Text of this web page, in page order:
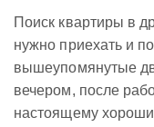
Поиск квартиры в
нужно приехать и
вышеупомянутые
вечером, после
настоящему